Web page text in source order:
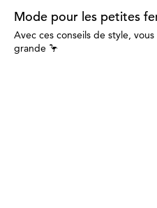
Mode pour les petites
Avec ces conseils de style,
grande 🦩